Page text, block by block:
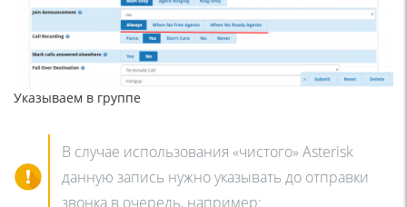
Указываем в группе
В случае использования «чистого» Asterisk
данную запись нужно указывать до отправки
звонка в очередь, например: